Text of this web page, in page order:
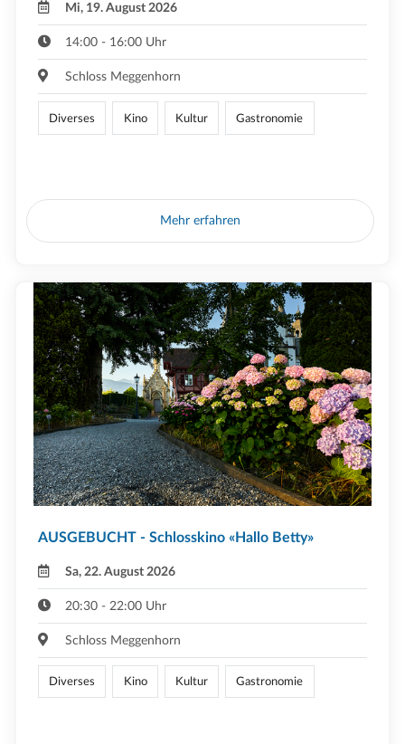
Mi, 19. August 2026
14:00 - 16:00 Uhr
Schloss Meggenhorn
Diverses Kino Kultur Gastronomie
Mehr erfahren
AUSGEBUCHT - Schlosskino «Hallo Betty»
Sa, 22. August 2026
20:30 - 22:00 Uhr
Schloss Meggenhorn
Diverses Kino Kultur Gastronomie